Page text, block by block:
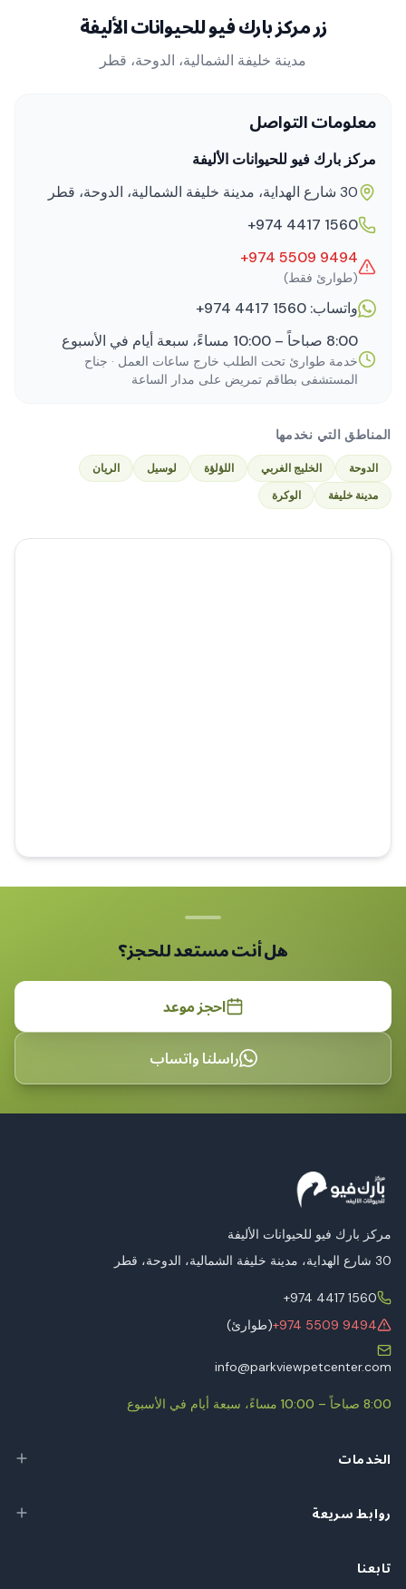
زر مركز بارك فيو للحيوانات الأليفة
مدينة خليفة الشمالية، الدوحة، قطر
معلومات التواصل
مركز بارك فيو للحيوانات الأليفة
30 شارع الهداية، مدينة خليفة الشمالية، الدوحة، قطر
+974 4417 1560
+974 5509 9494
(طوارئ فقط)
واتساب: +974 4417 1560
8:00 صباحاً – 10:00 مساءً، سبعة أيام في الأسبوع
خدمة طوارئ تحت الطلب خارج ساعات العمل · جناح
المستشفى بطاقم تمريض على مدار الساعة
المناطق التي نخدمها
الدوحة الخليج الغربي اللؤلؤة لوسيل
الريان
مدينة خليفة
الوكرة
هل أنت مستعد للحجز؟
احجز موعد
راسلنا واتساب
مركز بارك فيو للحيوانات الأليفة
30 شارع الهداية، مدينة خليفة الشمالية، الدوحة، قطر
+974 4417 1560
+974 5509 9494(طوارئ)
info@parkviewpetcenter.com
8:00 صباحاً – 10:00 مساءً، سبعة أيام في الأسبوع
الخدمات
روابط سريعة
تابعنا